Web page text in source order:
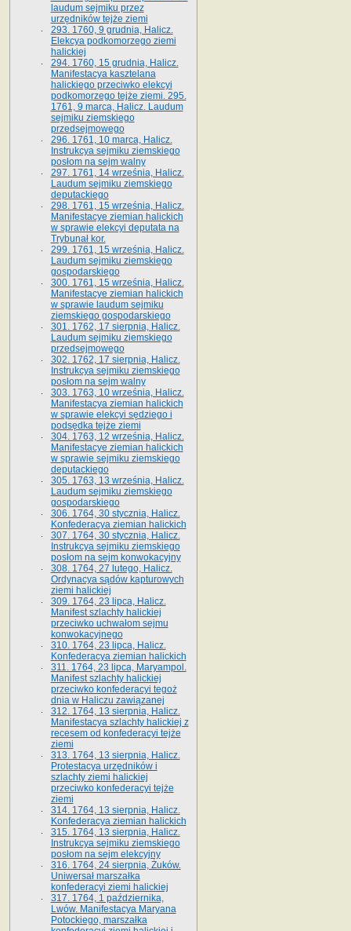
laudum sejmiku przez
urzędników tejże ziemi
293. 1760, 9 grudnia, Halicz.
Elekcya podkomorzego ziemi
halickiej
294. 1760, 15 grudnia, Halicz.
Manifestacya kasztelana
halickiego przeciwko elekcyi
podkomorzego tejże ziemi. 295.
1761, 9 marca, Halicz. Laudum
sejmiku ziemskiego
przedsejmowego
296. 1761, 10 marca, Halicz.
Instrukcya sejmiku ziemskiego
posłom na sejm walny
297. 1761, 14 września, Halicz.
Laudum sejmiku ziemskiego
deputackiego
298. 1761, 15 września, Halicz.
Manifestacye ziemian halickich
w sprawie elekcyi deputata na
Trybunał kor.
299. 1761, 15 września, Halicz.
Laudum sejmiku ziemskiego
gospodarskiego
300. 1761, 15 września, Halicz.
Manifestacye ziemian halickich
w sprawie laudum sejmiku
ziemskiego gospodarskiego
301. 1762, 17 sierpnia, Halicz.
Laudum sejmiku ziemskiego
przedsejmowego
302. 1762, 17 sierpnia, Halicz.
Instrukcya sejmiku ziemskiego
posłom na sejm walny
303. 1763, 10 września, Halicz.
Manifestacya ziemian halickich
w sprawie elekcyi sędziego i
podsędka tejże ziemi
304. 1763, 12 września, Halicz.
Manifestacye ziemian halickich
w sprawie sejmiku ziemskiego
deputackiego
305. 1763, 13 września, Halicz.
Laudum sejmiku ziemskiego
gospodarskiego
306. 1764, 30 stycznia, Halicz.
Konfederacya ziemian halickich
307. 1764, 30 stycznia, Halicz.
Instrukcya sejmiku ziemskiego
posłom na sejm konwokacyjny
308. 1764, 27 lutego, Halicz.
Ordynacya sądów kapturowych
ziemi halickiej
309. 1764, 23 lipca, Halicz.
Manifest szlachty halickiej
przeciwko uchwałom sejmu
konwokacyjnego
310. 1764, 23 lipca, Halicz.
Konfederacya ziemian halickich
311. 1764, 23 lipca, Maryampol.
Manifest szlachty halickiej
przeciwko konfederacyi tegoż
dnia w Haliczu zawiązanej
312. 1764, 13 sierpnia, Halicz.
Manifestacya szlachty halickiej z
recesem od konfederacyi tejże
ziemi
313. 1764, 13 sierpnia, Halicz.
Protestacya urzędników i
szlachty ziemi halickiej
przeciwko konfederacyi tejże
ziemi
314. 1764, 13 sierpnia, Halicz.
Konfederacya ziemian halickich
315. 1764, 13 sierpnia, Halicz.
Instrukcya sejmiku ziemskiego
posłom na sejm elekcyjny
316. 1764, 24 sierpnia, Żuków.
Uniwersał marszałka
konfederacyi ziemi halickiej
317. 1764, 1 października,
Lwów. Manifestacya Maryana
Potockiego, marszałka